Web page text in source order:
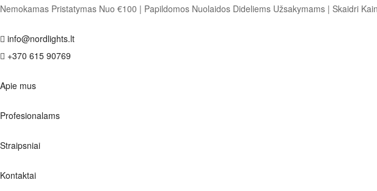
Nemokamas Pristatymas Nuo €100 | Papildomos Nuolaidos Dideliems Užsakymams | Skaidri
info@nordlights.lt
+370 615 90769
Apie mus
Profesionalams
Straipsniai
Kontaktai